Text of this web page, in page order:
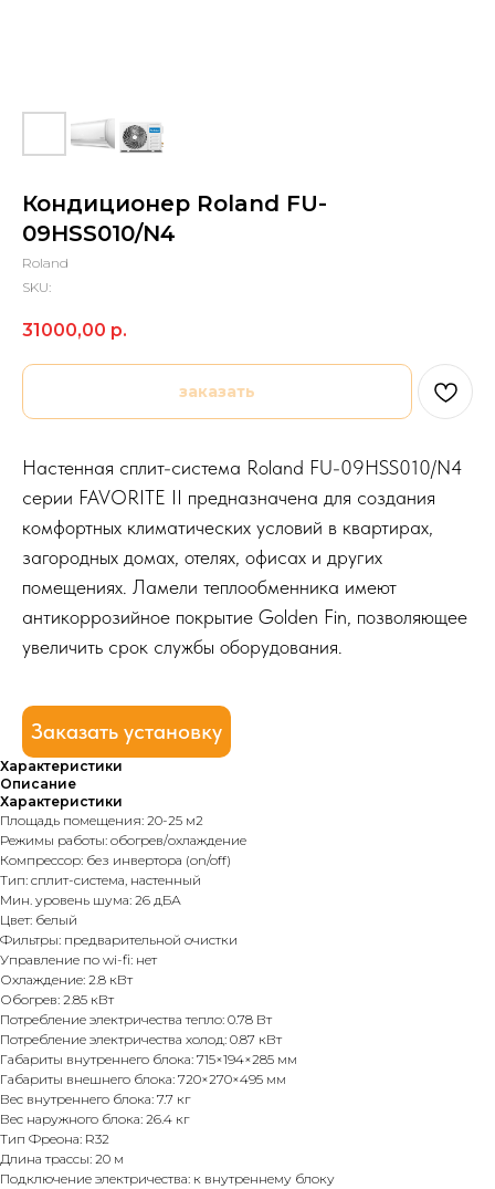
Кондиционер Roland FU-
09HSS010/N4
Roland
SKU:
31000,00 р.
заказать
Настенная сплит-система Roland FU-09HSS010/N4
серии FAVORITE II предназначена для создания
комфортных климатических условий в квартирах,
загородных домах, отелях, офисах и других
помещениях. Ламели теплообменника имеют
антикоррозийное покрытие Golden Fin, позволяющее
увеличить срок службы оборудования.
Заказать установку
Характеристики
Описание
Характеристики
Площадь помещения: 20-25 м2
Режимы работы: обогрев/охлаждение
Компрессор: без инвертора (on/off)
Тип: сплит-система, настенный
Мин. уровень шума: 26 дБА
Цвет: белый
Фильтры: предварительной очистки
Управление по wi-fi: нет
Охлаждение: 2.8 кВт
Обогрев: 2.85 кВт
Потребление электричества тепло: 0.78 Вт
Потребление электричества холод: 0.87 кВт
Габариты внутреннего блока: 715×194×285 мм
Габариты внешнего блока: 720×270×495 мм
Вес внутреннего блока: 7.7 кг
Вес наружного блока: 26.4 кг
Тип Фреона: R32
Длина трассы: 20 м
Подключение электричества: к внутреннему блоку